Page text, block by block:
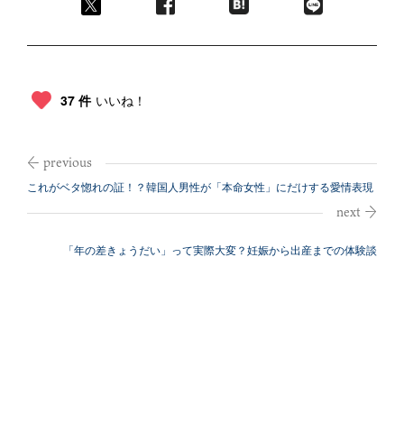
37 件 いいね！
これがベタ惚れの証！？韓国人男性が「本命女性」にだけする愛情表現
「年の差きょうだい」って実際大変？妊娠から出産までの体験談